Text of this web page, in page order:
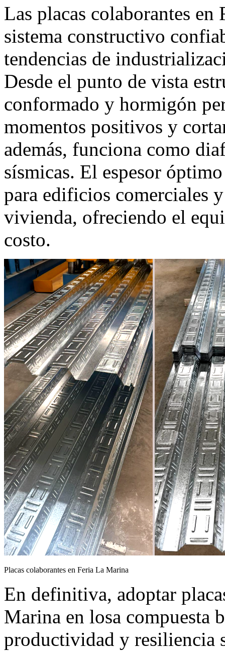
Las placas colaborantes
sistema constructivo
tendencias de
Desde el punto de vista
conformado y hormigón
momentos positivos y
además, funciona como
sísmicas. El espesor
para edificios comerciales
vivienda, ofreciendo el
costo.
Placas colaborantes en Feria La Marina
En definitiva, adoptar
Marina en losa compuesta
productividad y resiliencia